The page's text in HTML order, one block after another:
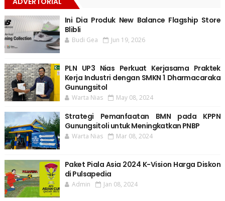
Ini Dia Produk New Balance Flagship Store
Blibli
Budi Gea Jun 19, 2026
PLN UP3 Nias Perkuat Kerjasama Praktek
Kerja Industri dengan SMKN 1 Dharmacaraka
Gunungsitol
Warta Nias May 08, 2024
Strategi Pemanfaatan BMN pada KPPN
Gunungsitoli untuk Meningkatkan PNBP
Warta Nias Mar 08, 2024
Paket Piala Asia 2024 K-Vision Harga Diskon
di Pulsapedia
Admin Jan 08, 2024